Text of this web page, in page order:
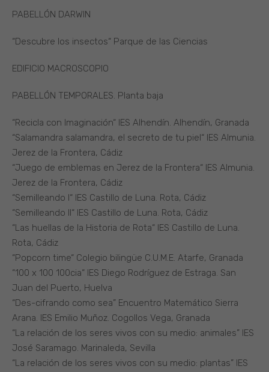
PABELLÓN DARWIN
“Descubre los insectos“ Parque de las Ciencias
EDIFICIO MACROSCOPIO
PABELLÓN TEMPORALES. Planta baja
“Recicla con Imaginación“ IES Alhendín. Alhendín, Granada
“Salamandra salamandra, el secreto de tu piel“ IES Almunia.
Jerez de la Frontera, Cádiz
“Juego de emblemas en Jerez de la Frontera“ IES Almunia.
Jerez de la Frontera, Cádiz
“Semilleando I“ IES Castillo de Luna. Rota, Cádiz
“Semilleando II“ IES Castillo de Luna. Rota, Cádiz
“Las huellas de la Historia de Rota“ IES Castillo de Luna.
Rota, Cádiz
“Popcorn time“ Colegio bilingüe C.U.M.E. Atarfe, Granada
“100 x 100 100cia“ IES Diego Rodríguez de Estraga. San
Juan del Puerto, Huelva
“Des-cifrando como sea” Encuentro Matemático Sierra
Arana. IES Emilio Muñoz. Cogollos Vega, Granada
“La relación de los seres vivos con su medio: animales” IES
José Saramago. Marinaleda, Sevilla
“La relación de los seres vivos con su medio: plantas” IES